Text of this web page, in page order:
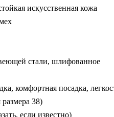
искусственная кожа
стали, шлифованное
комфортная посадка,
38)
если известно)